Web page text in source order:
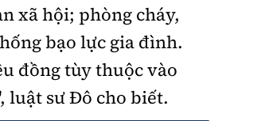
xã hội; phòng cháy,
bạo lực gia đình.
đồng tùy thuộc vào
luật sư Đô cho biết.